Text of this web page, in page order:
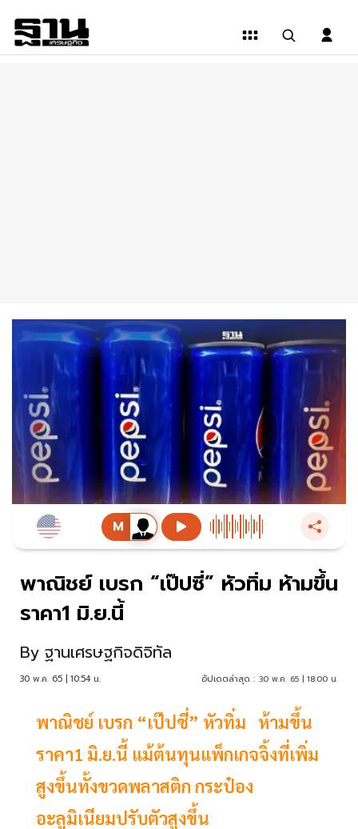
พาณิชย์ เบรก “เป๊ปซี่” หัวทิ่ม ห้ามขึ้น
ราคา1 มิ.ย.นี้
By ฐานเศรษฐกิจดิจิทัล
30 พ.ค. 65 | 10:54 น. อัปเดตล่าสุด : 30 พ.ค. 65 | 18:00 น.
พาณิชย์ เบรก “เป๊ปซี่” หัวทิ่ม ห้ามขึ้น
ราคา1 มิ.ย.นี้ แม้ต้นทุนแพ็กเกจจิ้งที่เพิ่ม
สูงขึ้นทั้งขวดพลาสติก กระป๋อง
อะลูมิเนียมปรับตัวสูงขึ้น